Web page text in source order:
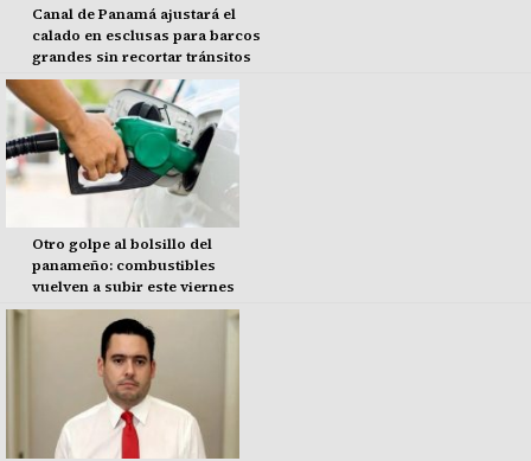
Canal de Panamá ajustará el
calado en esclusas para barcos
grandes sin recortar tránsitos
Otro golpe al bolsillo del
panameño: combustibles
vuelven a subir este viernes